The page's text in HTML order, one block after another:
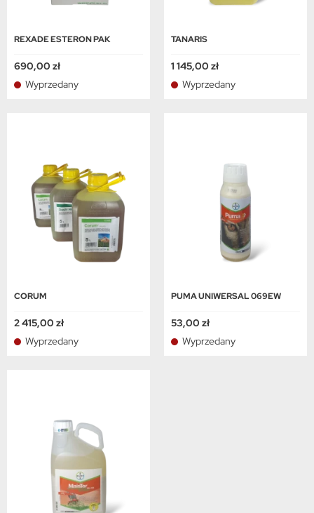
REXADE ESTERON PAK
690,00 zł
Wyprzedany
TANARIS
1 145,00 zł
Wyprzedany
CORUM
2 415,00 zł
Wyprzedany
PUMA UNIWERSAL 069EW
53,00 zł
Wyprzedany